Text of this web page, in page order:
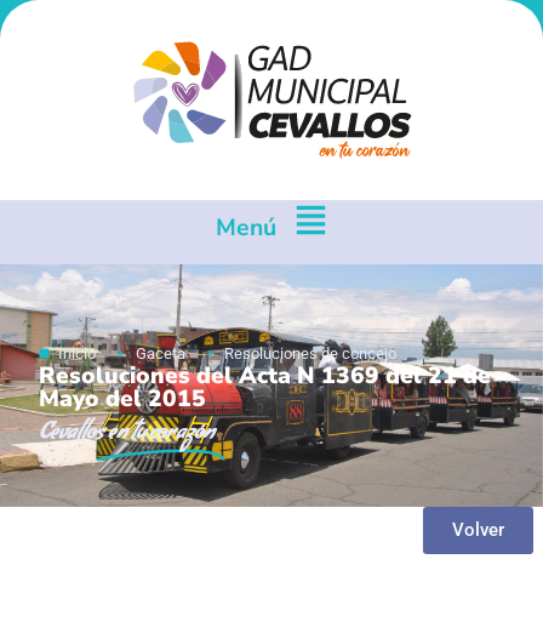
Menú
Inicio Gaceta Resoluciones de concejo
Resoluciones del Acta N 1369 del 21 de
Mayo del 2015
Cevallosen tu corazón
Volver